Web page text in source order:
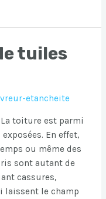
tuiles
etancheite
toiture est parmi
En effet,
ou même des
sont autant de
cassures,
laissent le champ